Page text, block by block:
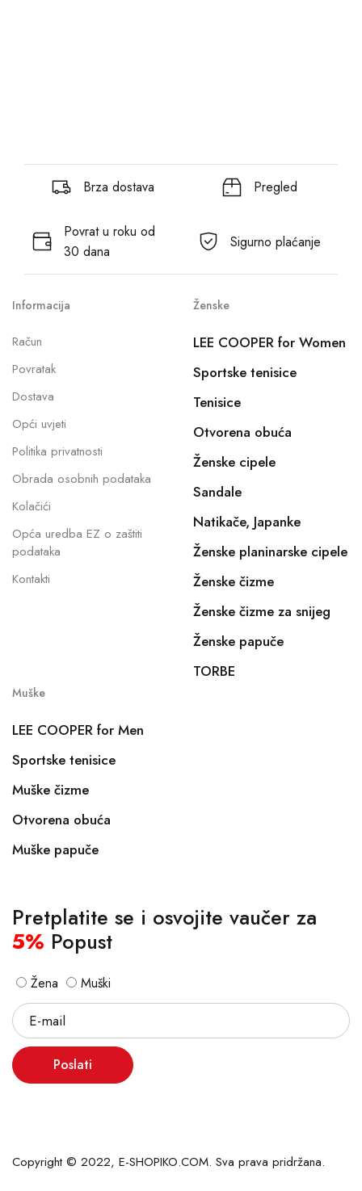
Brza dostava Pregled
Povrat u roku od
30 dana
Sigurno plaćanje
Informacija
Račun
Povratak
Dostava
Opći uvjeti
Politika privatnosti
Obrada osobnih podataka
Kolačići
Opća uredba EZ o zaštiti
podataka
Kontakti
Ženske
LEE COOPER for Women
Sportske tenisice
Tenisice
Otvorena obuća
Ženske cipele
Sandale
Natikače, Japanke
Ženske planinarske cipele
Ženske čizme
Ženske čizme za snijeg
Ženske papuče
TORBE
Muške
LEE COOPER for Men
Sportske tenisice
Muške čizme
Otvorena obuća
Muške papuče
Pretplatite se i osvojite vaučer za
5% Popust
Žena Muški
Poslati
Copyright © 2022, E-SHOPIKO.COM. Sva prava pridržana.